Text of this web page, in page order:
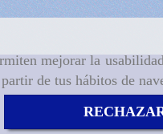
mejorar la
de tus hábitos de